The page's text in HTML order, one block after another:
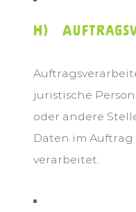
h)
juristische
oder andere
Daten im
verarbeitet.